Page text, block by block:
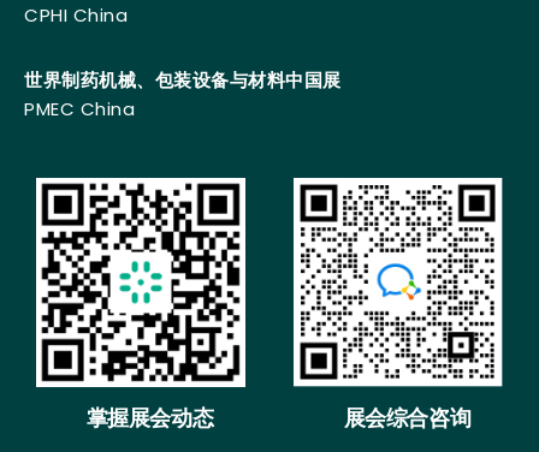
CPHI China
世界制药机械、包装设备与材料中国展
PMEC China
掌握展会动态 展会综合咨询